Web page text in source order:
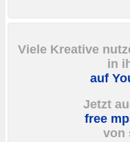
Viele Kreative
in
auf
Jetzt
free
von